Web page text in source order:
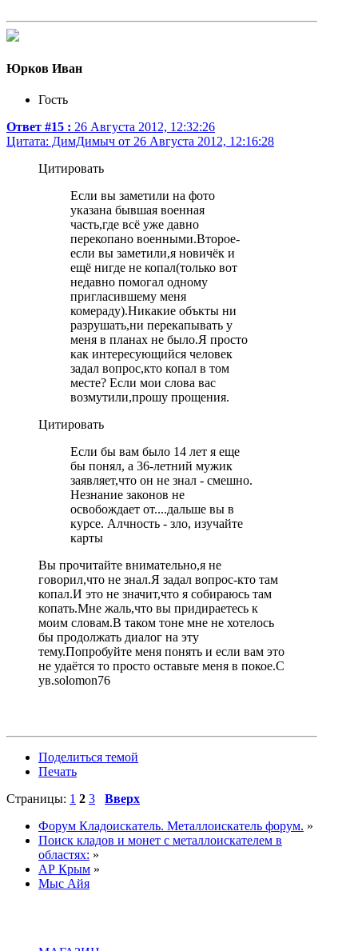
Юрков Иван
Гость
Ответ #15 : 26 Августа 2012, 12:32:26
Цитата: ДимДимыч от 26 Августа 2012, 12:16:28
Цитировать
Если вы заметили на фото
указана бывшая военная
часть,где всё уже давно
перекопано военными.Второе-
если вы заметили,я новичёк и
ещё нигде не копал(только вот
недавно помогал одному
пригласившему меня
комераду).Никакие объкты ни
разрушать,ни перекапывать у
меня в планах не было.Я просто
как интересующийся человек
задал вопрос,кто копал в том
месте? Если мои слова вас
возмутили,прошу прощения.
Цитировать
Если бы вам было 14 лет я еще
бы понял, а 36-летний мужик
заявляет,что он не знал - смешно.
Незнание законов не
освобождает от....дальше вы в
курсе. Алчность - зло, изучайте
карты
Вы прочитайте внимательно,я не
говорил,что не знал.Я задал вопрос-кто там
копал.И это не значит,что я собираюсь там
копать.Мне жаль,что вы придираетесь к
моим словам.В таком тоне мне не хотелось
бы продолжать диалог на эту
тему.Попробуйте меня понять и если вам это
не удаётся то просто оставьте меня в покое.С
ув.solomon76
Поделиться темой
Печать
Страницы: 1 2 3
Вверх
Форум Кладоискатель. Металлоискатель форум. »
Поиск кладов и монет с металлоискателем в
областях: »
АР Крым »
Мыс Айя